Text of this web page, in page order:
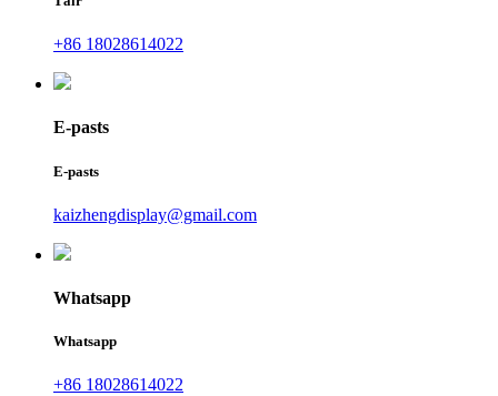
+86 18028614022
E-pasts
E-pasts
kaizhengdisplay@gmail.com
Whatsapp
Whatsapp
+86 18028614022